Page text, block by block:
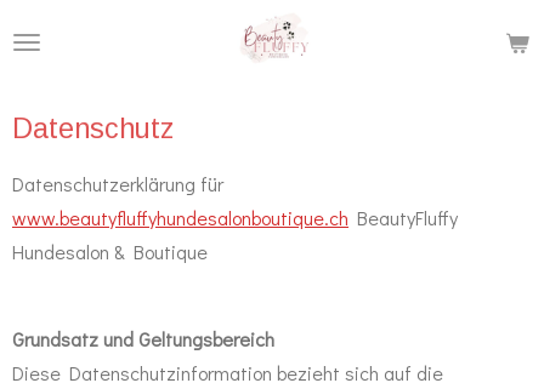
Datenschutz
Datenschutzerklärung für
www.beautyfluffyhundesalonboutique.ch BeautyFluffy
Hundesalon & Boutique
Grundsatz und Geltungsbereich
Diese Datenschutzinformation bezieht sich auf die